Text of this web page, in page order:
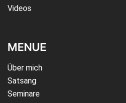
Videos
MENUE
Über mich
Satsang
Seminare